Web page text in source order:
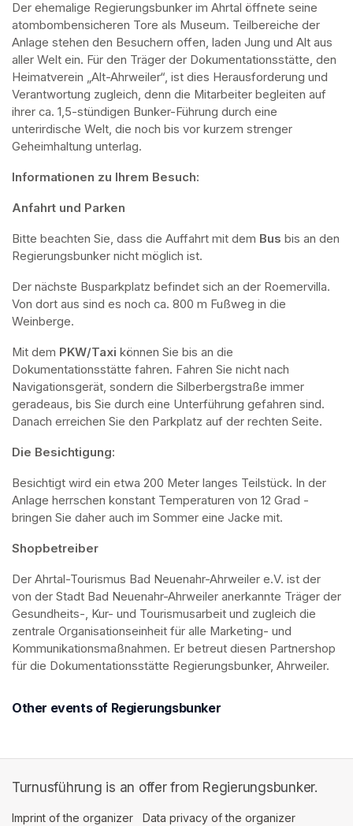
Der ehemalige Regierungsbunker im Ahrtal öffnete seine
atombombensicheren Tore als Museum. Teilbereiche der
Anlage stehen den Besuchern offen, laden Jung und Alt aus
aller Welt ein. Für den Träger der Dokumentationsstätte, den
Heimatverein „Alt-Ahrweiler“, ist dies Herausforderung und
Verantwortung zugleich, denn die Mitarbeiter begleiten auf
ihrer ca. 1,5-stündigen Bunker-Führung durch eine
unterirdische Welt, die noch bis vor kurzem strenger
Geheimhaltung unterlag.
Informationen zu Ihrem Besuch:
Anfahrt und Parken
Bitte beachten Sie, dass die Auffahrt mit dem Bus bis an den
Regierungsbunker nicht möglich ist.
Der nächste Busparkplatz befindet sich an der Roemervilla.
Von dort aus sind es noch ca. 800 m Fußweg in die
Weinberge.
Mit dem PKW/Taxi können Sie bis an die
Dokumentationsstätte fahren. Fahren Sie nicht nach
Navigationsgerät, sondern die Silberbergstraße immer
geradeaus, bis Sie durch eine Unterführung gefahren sind.
Danach erreichen Sie den Parkplatz auf der rechten Seite.
Die Besichtigung:
Besichtigt wird ein etwa 200 Meter langes Teilstück. In der
Anlage herrschen konstant Temperaturen von 12 Grad -
bringen Sie daher auch im Sommer eine Jacke mit.
Shopbetreiber
Der Ahrtal-Tourismus Bad Neuenahr-Ahrweiler e.V. ist der
von der Stadt Bad Neuenahr-Ahrweiler anerkannte Träger der
Gesundheits-, Kur- und Tourismusarbeit und zugleich die
zentrale Organisationseinheit für alle Marketing- und
Kommunikationsmaßnahmen. Er betreut diesen Partnershop
für die Dokumentationsstätte Regierungsbunker, Ahrweiler.
Other events of Regierungsbunker
Turnusführung is an offer from Regierungsbunker.
Imprint of the organizer (opens in a new tab)
Data privacy of the organizer